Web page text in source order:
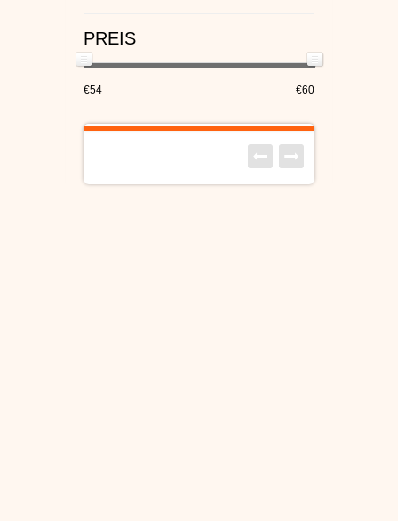
PREIS
€54 €60